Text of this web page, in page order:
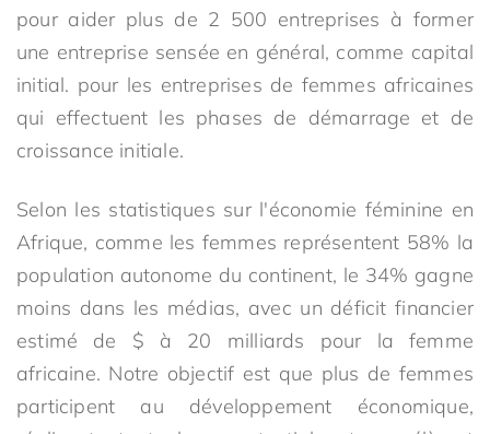
pour aider plus de 2 500 entreprises à former
une entreprise sensée en général, comme capital
initial. pour les entreprises de femmes africaines
qui effectuent les phases de démarrage et de
croissance initiale.
Selon les statistiques sur l'économie féminine en
Afrique, comme les femmes représentent 58% la
population autonome du continent, le 34% gagne
moins dans les médias, avec un déficit financier
estimé de $ à 20 milliards pour la femme
africaine. Notre objectif est que plus de femmes
participent au développement économique,